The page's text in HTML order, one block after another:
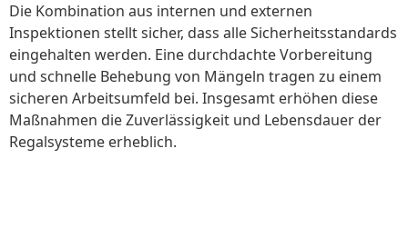
Die Kombination aus internen und externen
Inspektionen stellt sicher, dass alle Sicherheitsstandards
eingehalten werden. Eine durchdachte Vorbereitung
und schnelle Behebung von Mängeln tragen zu einem
sicheren Arbeitsumfeld bei. Insgesamt erhöhen diese
Maßnahmen die Zuverlässigkeit und Lebensdauer der
Regalsysteme erheblich.